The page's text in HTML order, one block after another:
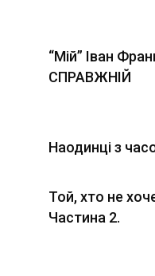
“Мій” Іван
СПРАВЖНІЙ
Наодинці з
Той, хто не
Частина 2.